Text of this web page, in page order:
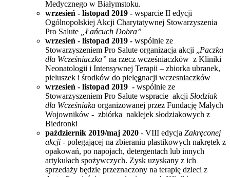
Medycznego w Białymstoku.
wrzesień - listopad 2019 - wsparcie II edycji
Ogólnopolskiej Akcji Charytatywnej Stowarzyszenia
Pro Salute
„Łańcuch Dobra”
wrzesień - listopad 2019 - wspólnie ze
Stowarzyszeniem Pro Salute organizacja akcji „Paczka
dla Wcześniaczka” na rzecz wcześniaczków z Kliniki
Neonatologii i Intensywnej Terapii – zbiorka ubranek,
pieluszek i środków do pielęgnacji wczesniaczków
wrzesień - listopad 2019 - wspólnie ze
Stowarzyszeniem Pro Salute wspracie akcji Słodziak
dla Wcześniaka organizowanej przez Fundację Małych
Wojowników - zbiórka naklejek słodziakowych z
Biedronki
październik 2019/maj 2020 - VIII edycja Zakręconej
akcji - polegającej na zbieraniu plastikowych nakrętek z
opakowań, po napojach, detergentach lub innych
artykułach spożywczych. Zysk uzyskany z ich
sprzedaży będzie przeznaczony na terapię dzieci z